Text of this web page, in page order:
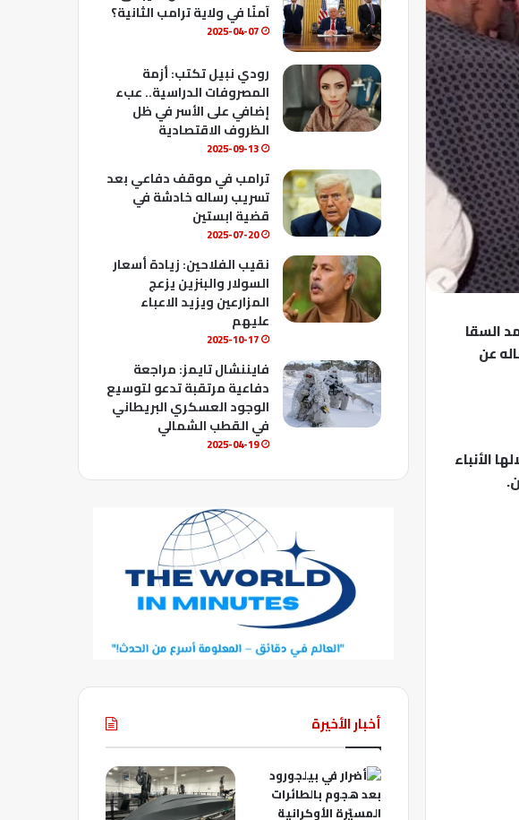
السقا
عن
الأنباء
b
e
آمنًا في ولاية ترامب الثانية؟
2025-04-07
رودي نبيل تكتب: أزمة
المصروفات الدراسية.. عبء
إضافي على الأسر في ظل
الظروف الاقتصادية
2025-09-13
ترامب في موقف دفاعي بعد
تسريب رساله خادشة في
قضية ابستين
2025-07-20
نقيب الفلاحين: زيادة أسعار
السولار والبنزين يزعج
المزارعين ويزيد الاعباء
عليهم
2025-10-17
فايننشال تايمز: مراجعة
دفاعية مرتقبة تدعو لتوسيع
الوجود العسكري البريطاني
في القطب الشمالي
2025-04-19
أخبار الأخيرة